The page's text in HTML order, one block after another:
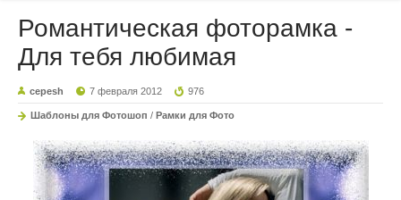
Романтическая фоторамка -
Для тебя любимая
cepesh 7 февраля 2012 976
Шаблоны для Фотошоп / Рамки для Фото